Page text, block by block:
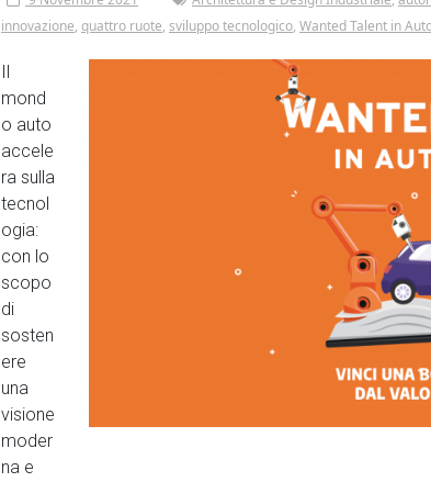
innovazione, quattro ruote, sviluppo tecnologico, Wanted Talent in
Il
mond
o auto
accele
ra sulla
tecnol
ogia:
con lo
scopo
di
sosten
ere
una
visione
moder
na e